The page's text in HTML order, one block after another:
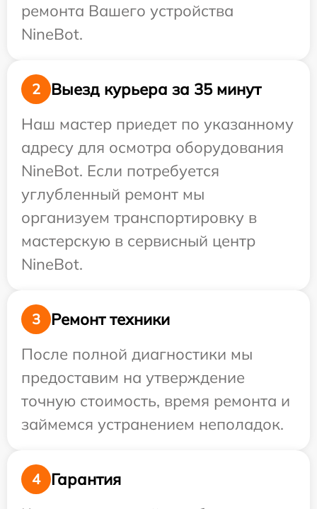
ремонта Вашего устройства
NineBot.
2
Выезд курьера за 35 минут
Наш мастер приедет по указанному
адресу для осмотра оборудования
NineBot. Если потребуется
углубленный ремонт мы
организуем транспортировку в
мастерскую в сервисный центр
NineBot.
3
Ремонт техники
После полной диагностики мы
предоставим на утверждение
точную стоимость, время ремонта и
займемся устранением неполадок.
4
Гарантия